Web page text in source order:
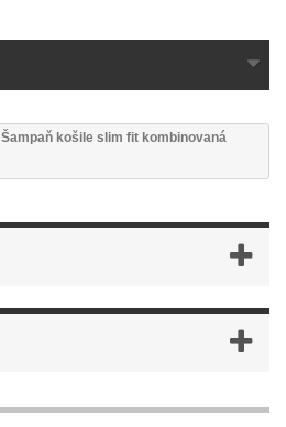
Šampaň košile slim fit kombinovaná